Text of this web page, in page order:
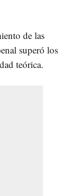
de las
superó los
teórica.